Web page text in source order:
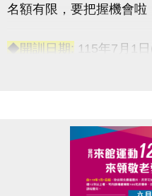
名額有限，要把握機會啦
◆開訓日期: 115年7月1
桃園市蘆竹
-洽詢專線：03-2639066
-
https://